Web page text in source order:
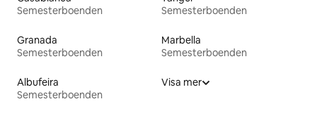
Semesterboenden
Semesterboenden
Granada
Semesterboenden
Marbella
Semesterboenden
Albufeira
Semesterboenden
Visa mer